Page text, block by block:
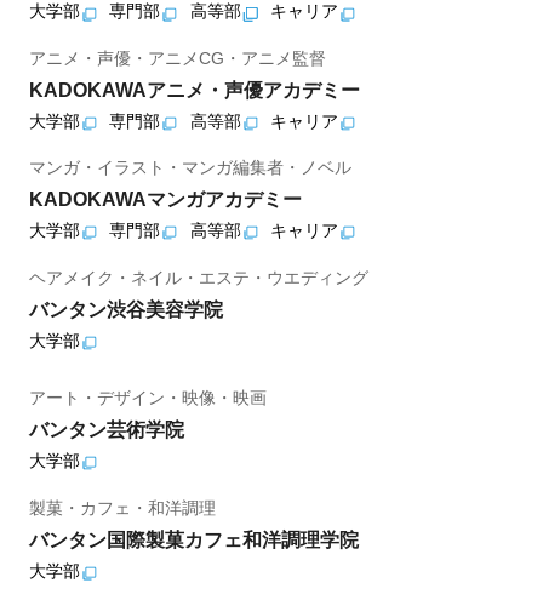
大学部 専門部 高等部 キャリア
アニメ・声優・アニメCG・アニメ監督
KADOKAWAアニメ・声優アカデミー
大学部 専門部 高等部 キャリア
マンガ・イラスト・マンガ編集者・ノベル
KADOKAWAマンガアカデミー
大学部 専門部 高等部 キャリア
ヘアメイク・ネイル・エステ・ウエディング
バンタン渋谷美容学院
大学部
アート・デザイン・映像・映画
バンタン芸術学院
大学部
製菓・カフェ・和洋調理
バンタン国際製菓カフェ和洋調理学院
大学部